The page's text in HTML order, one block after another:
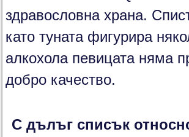
здравословна храна.
като туната фигурира
алкохола певицата няма
добро качество.
С дълъг списък